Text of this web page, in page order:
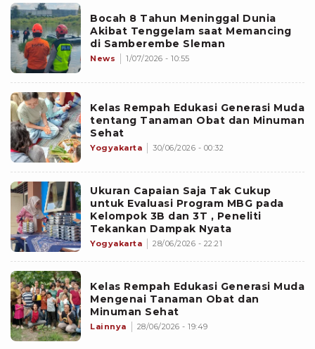
Bocah 8 Tahun Meninggal Dunia
Akibat Tenggelam saat Memancing
di Samberembe Sleman
News 1/07/2026 - 10:55
Kelas Rempah Edukasi Generasi Muda
tentang Tanaman Obat dan Minuman
Sehat
Yogyakarta 30/06/2026 - 00:32
Ukuran Capaian Saja Tak Cukup
untuk Evaluasi Program MBG pada
Kelompok 3B dan 3T , Peneliti
Tekankan Dampak Nyata
Yogyakarta 28/06/2026 - 22:21
Kelas Rempah Edukasi Generasi Muda
Mengenai Tanaman Obat dan
Minuman Sehat
Lainnya 28/06/2026 - 19:49